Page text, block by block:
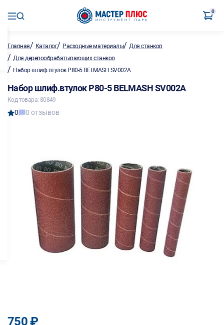
0
Главная/ Каталог/ Расходные материалы/Для станков
/ Для деревообрабатывающих станков
/ Набор шлиф.втулок Р80-5 BELMASH SV002A
Набор шлиф.втулок Р80-5 BELMASH SV002A
Код товара: 80849
0 0 отзывов
750 ₽